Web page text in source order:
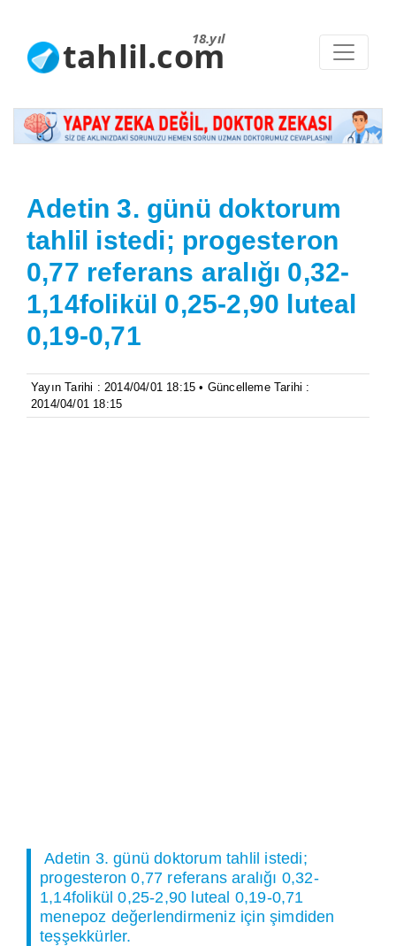
18.yıl
tahlil.com
Adetin 3. günü doktorum
tahlil istedi; progesteron
0,77 referans aralığı 0,32-
1,14folikül 0,25-2,90 luteal
0,19-0,71
Yayın Tarihi : 2014/04/01 18:15 • Güncelleme Tarihi :
2014/04/01 18:15
Adetin 3. günü doktorum tahlil istedi;
progesteron 0,77 referans aralığı 0,32-
1,14folikül 0,25-2,90 luteal 0,19-0,71
menepoz değerlendirmeniz için şimdiden
teşşekkürler.